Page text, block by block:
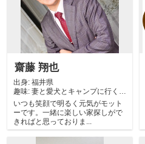
齋藤 翔也
出身: 福井県
趣味: 妻と愛犬とキャンプに行くこ
とです。
いつも笑顔で明るく元気がモット
ーです。一緒に楽しい家探しがで
きればと思っておりま...